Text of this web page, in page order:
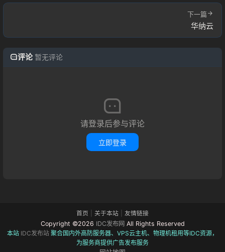
下一篇
华纳云
评论 暂无评论
请登录后参与评论
立即登录
首页 关于本站 友情链接
Copyright ©2026 IDC发布网All Rights Reserved
本站 IDC发布站 聚合国内外高防服务器、VPS云主机、物理机租用等IDC资源，
为服务商提供广告发布服务